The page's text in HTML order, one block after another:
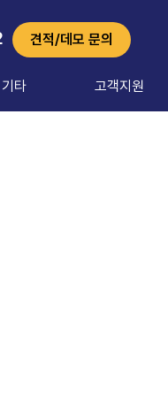
견적/데모 문의
기타 고객지원